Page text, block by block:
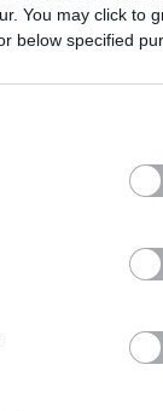
You may click to
below specified